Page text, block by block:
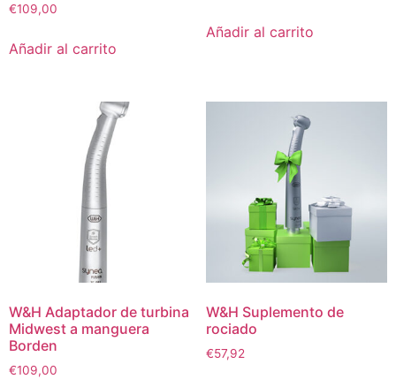
€109,00
Añadir al carrito
Añadir al carrito
W&H Adaptador de turbina
Midwest a manguera
Borden
€109,00
W&H Suplemento de
rociado
€57,92